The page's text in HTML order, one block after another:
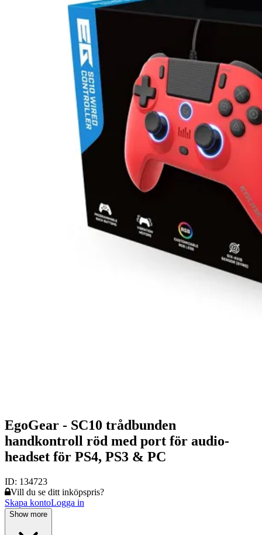
EgoGear - SC10 trådbunden
handkontroll röd med port för audio-
headset för PS4, PS3 & PC
ID: 134723
Vill du se ditt inköpspris?
Skapa kontoLogga in
Show more